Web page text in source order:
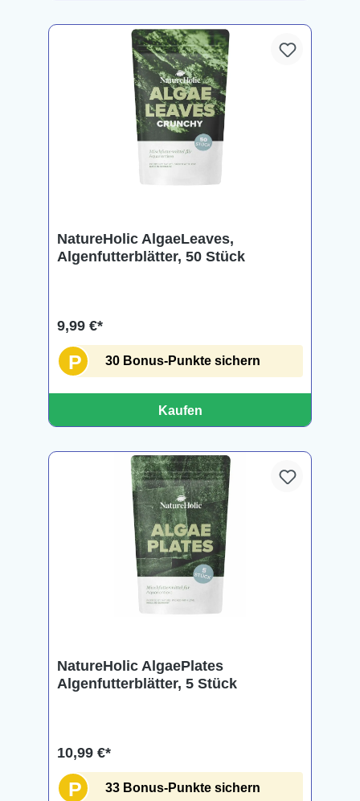
NatureHolic AlgaeLeaves,
Algenfutterblätter, 50 Stück
9,99 €*
P 30 Bonus-Punkte sichern
Kaufen
NatureHolic AlgaePlates
Algenfutterblätter, 5 Stück
10,99 €*
P 33 Bonus-Punkte sichern